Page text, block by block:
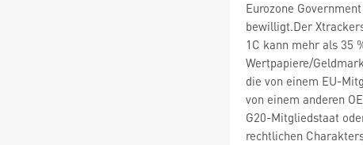
Eurozone
bewilligt.Der
1C kann mehr als 35
Wertpapiere/
die von einem EU-
von einem anderen
G20-Mitgliedstaat
rechtlichen